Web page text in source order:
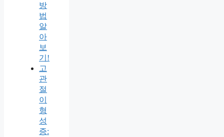
방
법
알
아
보
기!
고
관
절
이
형
성
증: